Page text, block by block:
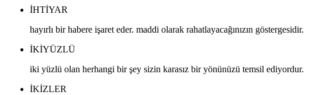
IHTIYAR
hayırlı bir habere işaret eder. maddi olarak rahatlayacağınızın göstergesidir.
IKIYÜZLÜ
iki yüzlü olan herhangi bir şey sizin karasız bir yönünüzü temsil ediyordur.
IKIZLER